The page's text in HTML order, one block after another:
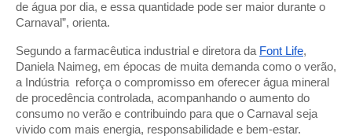
de água por dia, e essa quantidade pode ser maior durante o
Carnaval”, orienta.
Segundo a farmacêutica industrial e diretora da Font Life,
Daniela Naimeg, em épocas de muita demanda como o verão,
a Indústria reforça o compromisso em oferecer água mineral
de procedência controlada, acompanhando o aumento do
consumo no verão e contribuindo para que o Carnaval seja
vivido com mais energia, responsabilidade e bem-estar.